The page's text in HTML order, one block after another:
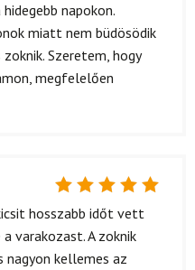
napokon.
miatt nem büdösödik
Szeretem, hogy
megfelelően
Értékelés:
/ 5
hosszabb időt vett
varakozast. A zoknik
nagyon kellemes az